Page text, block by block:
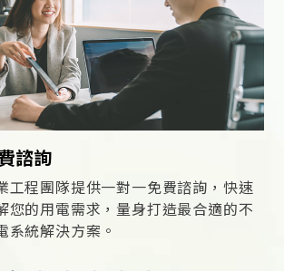
諮詢
工程團隊提供一對一免費諮詢，快速
您的用電需求，量身打造最合適的不
系統解決方案。